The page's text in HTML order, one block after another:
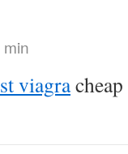
viagra